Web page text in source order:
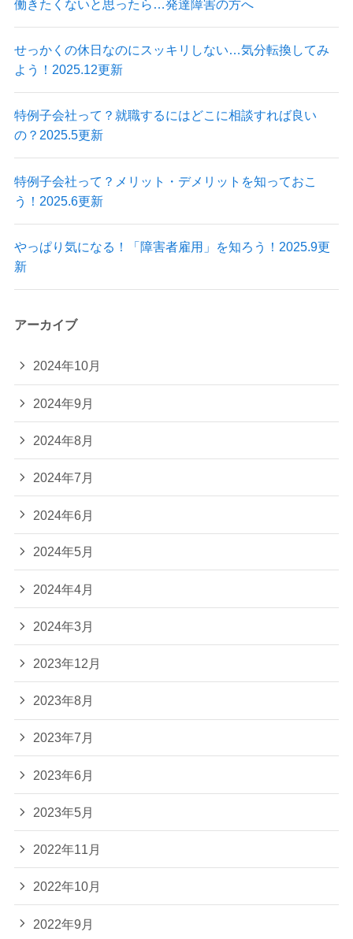
働きたくないと思ったら…発達障害の方へ
せっかくの休日なのにスッキリしない…気分転換してみ
よう！2025.12更新
特例子会社って？就職するにはどこに相談すれば良い
の？2025.5更新
特例子会社って？メリット・デメリットを知っておこ
う！2025.6更新
やっぱり気になる！「障害者雇用」を知ろう！2025.9更
新
アーカイブ
2024年10月
2024年9月
2024年8月
2024年7月
2024年6月
2024年5月
2024年4月
2024年3月
2023年12月
2023年8月
2023年7月
2023年6月
2023年5月
2022年11月
2022年10月
2022年9月